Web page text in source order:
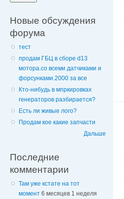
Новые обсуждения
форума
тест
продам ГБЦ в сборе d13
мотора.со всеми датчиками и
форсунками.2000 за все
Кто-нибудь в мпркировках
генераторов разбирается?
Есть ли живые лого?
Продам кое какие запчасти
Дальше
Последние
комментарии
Там уже кстате на тот
момент 6 месяцев 1 неделя